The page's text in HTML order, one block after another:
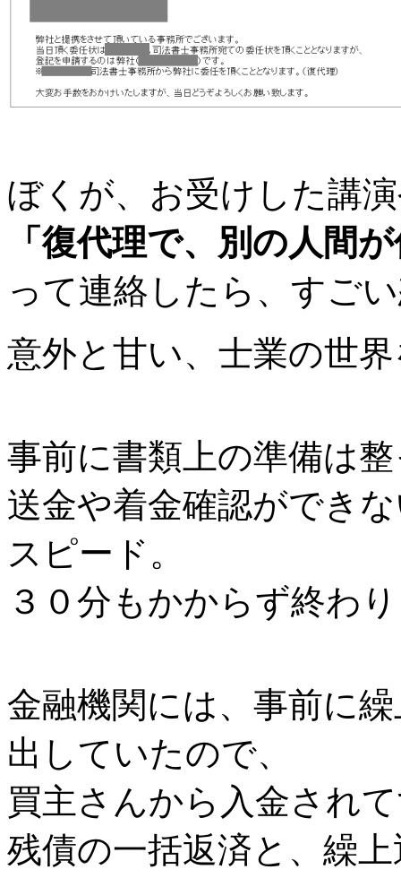
ぼくが、お受けした講
「復代理で、別の人間
って連絡したら、すご
意外と甘い、士業の世
事前に書類上の準備は
送金や着金確認ができ
スピード。
３０分もかからず終わ
金融機関には、事前に
出していたので、
買主さんから入金され
残債の一括返済と、繰